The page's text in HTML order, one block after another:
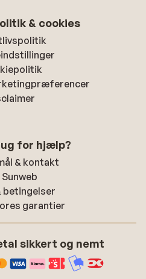
& cookies
for hjælp?
& kontakt
betingelser
garantier
sikkert og nemt